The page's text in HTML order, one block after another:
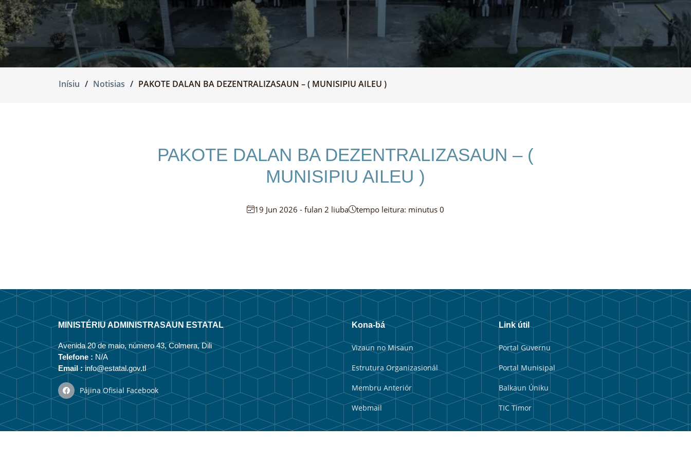
Inísiu Notisias PAKOTE DALAN BA DEZENTRALIZASAUN – ( MUNISIPIU AILEU )
PAKOTE DALAN BA DEZENTRALIZASAUN – (
MUNISIPIU AILEU )
19 Jun 2026 - fulan 2 liuba tempo leitura: minutus 0
MINISTÉRIU ADMINISTRASAUN ESTATAL
Avenida 20 de maio, número 43, Colmera, Dili
Telefone : N/A
Email :info@estatal.gov.tl
Pájina Ofisial Facebook
Kona-bá
Vizaun no Misaun
Estrutura Organizasionál
Membru Anteriór
Webmail
Link útil
Portal Guvernu
Portal Munisipal
Balkaun Úniku
TIC Timor